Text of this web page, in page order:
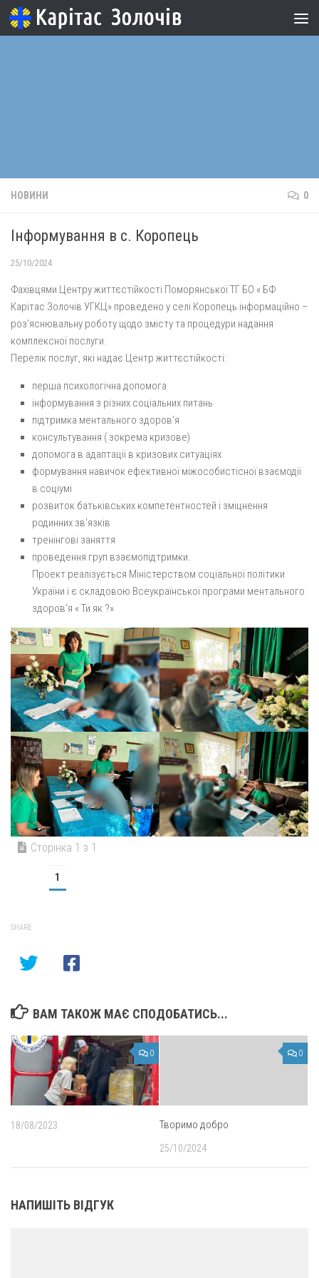
Skip to content
НОВИНИ 0
Інформування в с. Коропець
25/10/2024
Фахівцями Центру життєстійкості Поморянської ТГ БО « БФ
Карітас Золочів УГКЦ» проведено у селі Коропець інформаційно –
розʼяснювальну роботу щодо змісту та процедури надання
комплексної послуги.
Перелік послуг, які надає Центр життєстійкості:
перша психологічна допомога
інформування з різних соціальних питань
підтримка ментального здоров’я
консультування ( зокрема кризове)
допомога в адаптації в кризових ситуаціях
формування навичок ефективної міжособистісної взаємодії
в соціумі
розвиток батьківських компетентностей і зміцнення
родинних звʼязків
тренінгові заняття
проведення груп взаємопідтримки.
Проект реалізується Міністерством соціальної політики
України і є складовою Всеукраїнської програми ментального
здоров’я « Ти як ?»
Сторінка 1 з 1
1
SHARE
ВАМ ТАКОЖ МАЄ СПОДОБАТИСЬ...
0
18/08/2023
0
Творимо добро
25/10/2024
НАПИШІТЬ ВІДГУК